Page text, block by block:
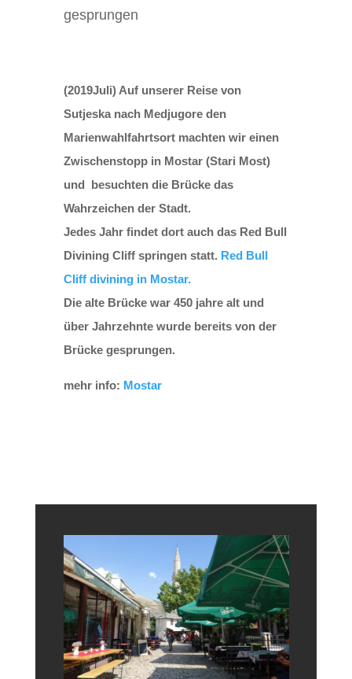
gesprungen
(2019Juli) Auf unserer Reise von
Sutjeska nach Medjugore den
Marienwahlfahrtsort machten wir einen
Zwischenstopp in Mostar (Stari Most)
und besuchten die Brücke das
Wahrzeichen der Stadt.
Jedes Jahr findet dort auch das Red Bull
Divining Cliff springen statt. Red Bull
Cliff divining in Mostar.
Die alte Brücke war 450 jahre alt und
über Jahrzehnte wurde bereits von der
Brücke gesprungen.
mehr info: Mostar